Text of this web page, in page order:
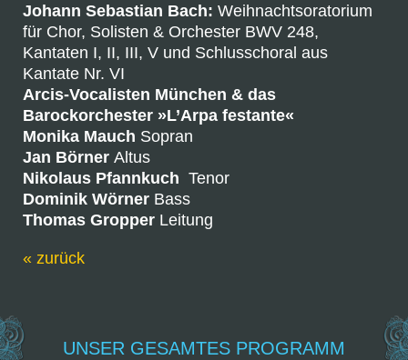
Johann Sebastian Bach: Weihnachtsoratorium
für Chor, Solisten & Orchester BWV 248,
Kantaten I, II, III, V und Schlusschoral aus
Kantate Nr. VI
Arcis-Vocalisten München & das
Barockorchester »L’Arpa festante«
Monika Mauch Sopran
Jan Börner Altus
Nikolaus Pfannkuch Tenor
Dominik Wörner Bass
Thomas Gropper Leitung
« zurück
UNSER GESAMTES PROGRAMM